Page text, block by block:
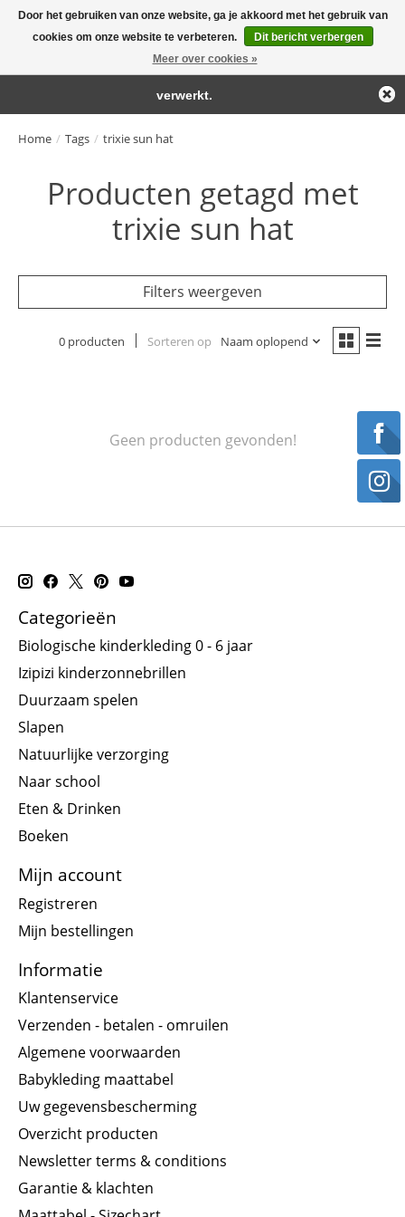
Large selection of products and fast shipping!
Home / Tags / trixie sun hat
Producten getagd met
trixie sun hat
Filters weergeven
0 producten Sorteren op Naam oplopend
Geen producten gevonden!
Categorieën
Biologische kinderkleding 0 - 6 jaar
Izipizi kinderzonnebrillen
Duurzaam spelen
Slapen
Natuurlijke verzorging
Naar school
Eten & Drinken
Boeken
Mijn account
Registreren
Mijn bestellingen
Informatie
Klantenservice
Verzenden - betalen - omruilen
Algemene voorwaarden
Babykleding maattabel
Uw gegevensbescherming
Overzicht producten
Newsletter terms & conditions
Garantie & klachten
Door het gebruiken van onze website, ga je akkoord met het gebruik van
cookies om onze website te verbeteren.
Dit bericht verbergen
Meer over cookies »
← Keer terug naar de backofficeDeze winkel is in aanbouw.
Eventueel geplaatste orders zullen niet worden gehonoreerd of
verwerkt.